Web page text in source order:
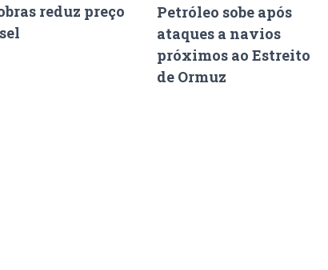
reduz preço
Petróleo sobe após
ataques a navios
próximos ao Estreito
de Ormuz